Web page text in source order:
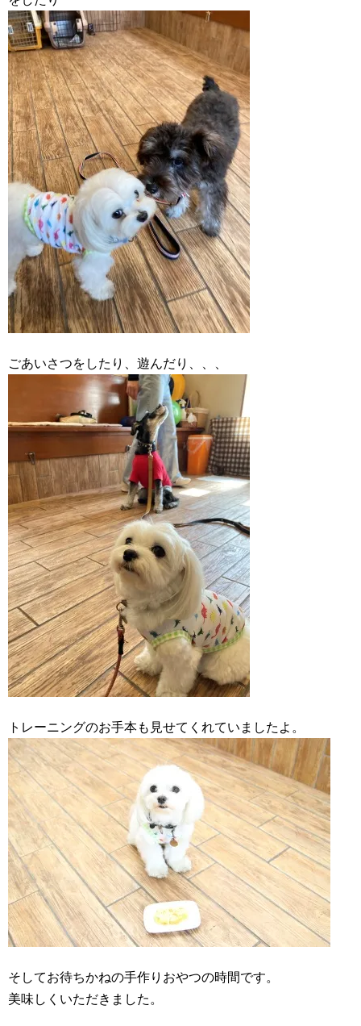
ごあいさつをしたり、遊んだり、、、
トレーニングのお手本も見せてくれていましたよ。
そしてお待ちかねの手作りおやつの時間です。
美味しくいただきました。